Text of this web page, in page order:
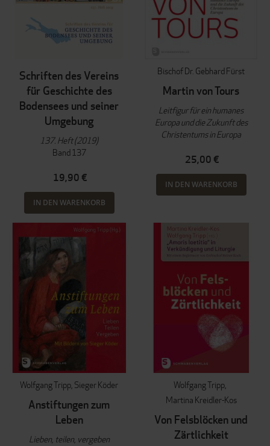
Schriften des Vereins
für Geschichte des
Bodensees und seiner
Umgebung
137. Heft (2019)
Band 137
19,90 €
IN DEN WARENKORB
Bischof Dr. Gebhard Fürst
Martin von Tours
Leitfigur für ein humanes
Europa und die Zukunft des
Christentums in Europa
25,00 €
IN DEN WARENKORB
Wolfgang Tripp Sieger Köder
Anstiftungen zum
Leben
Lieben, teilen, vergeben
Wolfgang Tripp
Martina Kreidler-Kos
Von Felsblöcken und
Zärtlichkeit